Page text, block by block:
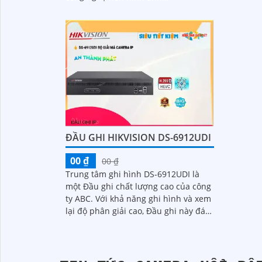
ĐẦU GHI HIKVISION DS-6912UDI
00 ₫
00 ₫
Trung tâm ghi hình DS-6912UDI là
một Đầu ghi chất lượng cao của công
ty ABC. Với khả năng ghi hình và xem
lại độ phân giải cao, Đầu ghi này đáp